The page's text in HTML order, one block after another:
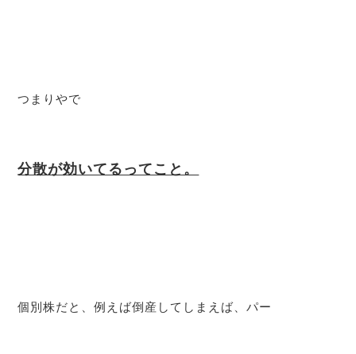
つまりやで
分散が効いてるってこと。
個別株だと、例えば倒産してしまえば、パー